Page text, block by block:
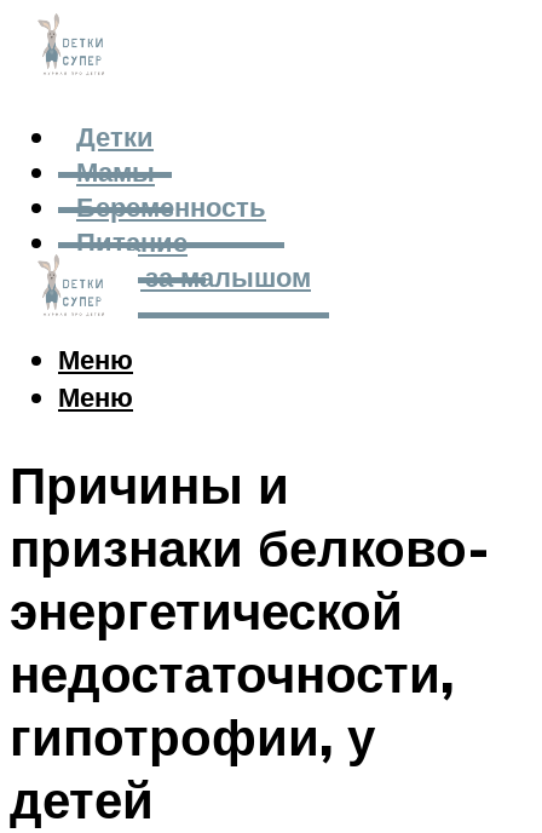
Детки
Мамы
Беременность
Питание
Уход за малышом
Меню
Меню
Причины и
признаки белково-
энергетической
недостаточности,
гипотрофии, у
детей